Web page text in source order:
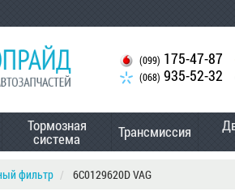
(099) 175-47-87
(068) 935-52-32
Тормозная
система Трансмиссия
фильтр 6C0129620D VAG